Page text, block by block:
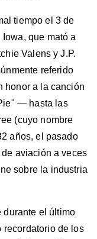
tiempo el 3 de
que mató a
Valens y J.P.
referido
honor a la canción
— hasta las
(cuyo nombre
años, el pasado
aviación a veces
sobre la industria
durante el último
recordatorio de los